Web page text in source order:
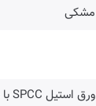
مشکی
ورق استیل SPCC با ضخامت 0.5 میلیمتر